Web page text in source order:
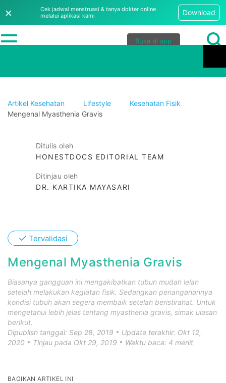
×
Cek jadwal menstruasi & tanya dokter online
melalui aplikasi kami
Download
Buka di app
Artikel Kesehatan Lifestyle
Kesehatan Fisik
Mengenal Myasthenia Gravis
Ditulis oleh
HONESTDOCS EDITORIAL TEAM
Ditinjau oleh
DR. KARTIKA MAYASARI
✓ Tervalidasi
Mengenal Myasthenia Gravis
Biasanya gangguan ini mengakibatkan tubuh mudah lelah
setelah melakukan kegiatan fisik. Sedangkan penanganannya
kondisi tubuh akan segera membaik setelah beristirahat. Untuk
mengetahui lebih jelas tentang myasthenia gravis, simak ulasan
berikut.
Dipublish tanggal: Sep 28, 2019
Update terakhir: Okt 12,
2020
Tinjau pada Okt 29, 2019 Waktu baca: 4 menit
BAGIKAN ARTIKEL INI